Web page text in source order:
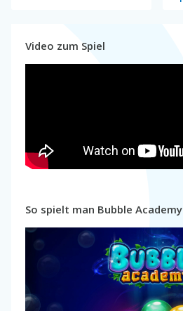
Video zum Spiel
So spielt man Bubble Academy